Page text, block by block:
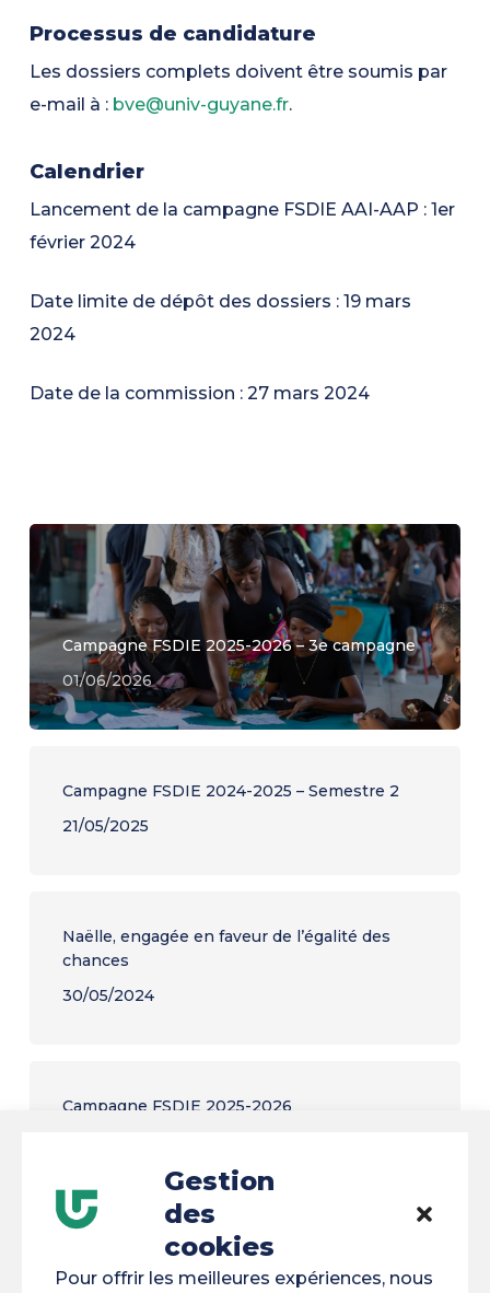
Gestion
des
cookies
Pour offrir les meilleures expériences, nous
Processus de candidature
Les dossiers complets doivent être soumis par
e-mail à : bve@univ-guyane.fr.
Calendrier
Lancement de la campagne FSDIE AAI-AAP : 1er
février 2024
Date limite de dépôt des dossiers : 19 mars
2024
Date de la commission : 27 mars 2024
Campagne FSDIE 2025-2026 – 3e campagne
01/06/2026
Campagne FSDIE 2024-2025 – Semestre 2
21/05/2025
Naëlle, engagée en faveur de l’égalité des
chances
30/05/2024
Campagne FSDIE 2025-2026
Contrats doctoraux attribués pour des thèses
innovantes en Amazonie et en Guyane